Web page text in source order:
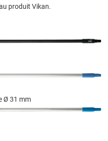
produit Vikan.
Ø 31 mm